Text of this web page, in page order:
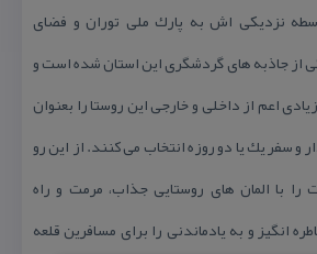
نزدیكی اش به پارك ملی توران و فضای
از جاذبه های گردشگری این استان شده است و
اعم از داخلی و خارجی این روستا را بعنوان
سفر یك یا دو روزه انتخاب می كنند. از این رو
با المان های روستایی جذاب، مرمت و راه
انگیز و به یادماندنی را برای مسافرین قلعه